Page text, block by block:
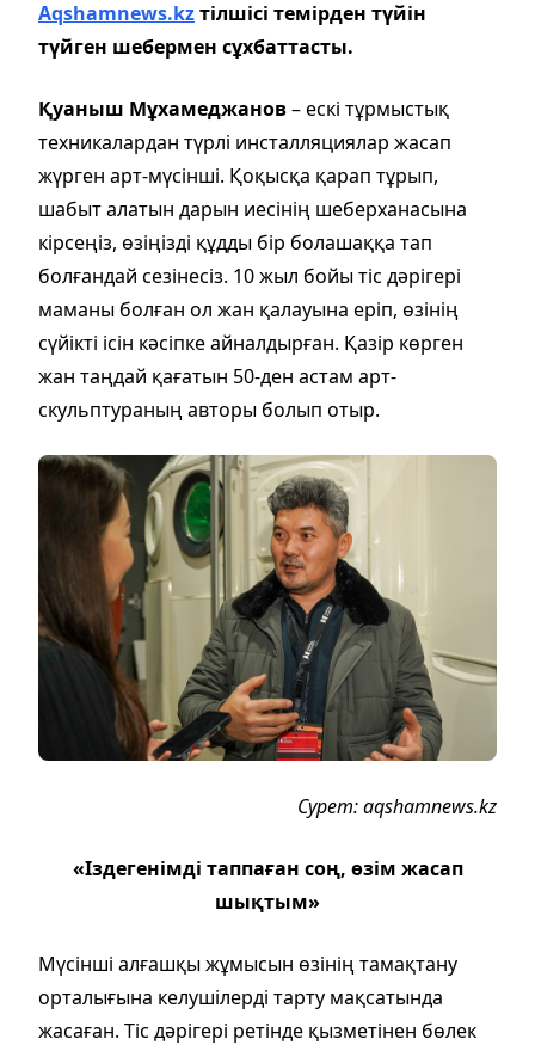
Аqshamnews.kzтілшісі темірден түйін
түйген шебермен сұхбаттасты.
Қуаныш Мұхамеджанов– ескі тұрмыстық
техникалардан түрлі инсталляциялар жасап
жүрген арт-мүсінші. Қоқысқа қарап тұрып,
шабыт алатын дарын иесінің шеберханасына
кірсеңіз, өзіңізді құдды бір болашаққа тап
болғандай сезінесіз. 10 жыл бойы тіс дәрігері
маманы болған ол жан қалауына еріп, өзінің
сүйікті ісін кәсіпке айналдырған. Қазір көрген
жан таңдай қағатын 50-ден астам арт-
скульптураның авторы болып отыр.
Сурет: aqshamnews.kz
«Іздегенімді таппаған соң, өзім жасап
шықтым»
Мүсінші алғашқы жұмысын өзінің тамақтану
орталығына келушілерді тарту мақсатында
жасаған. Тіс дәрігері ретінде қызметінен бөлек